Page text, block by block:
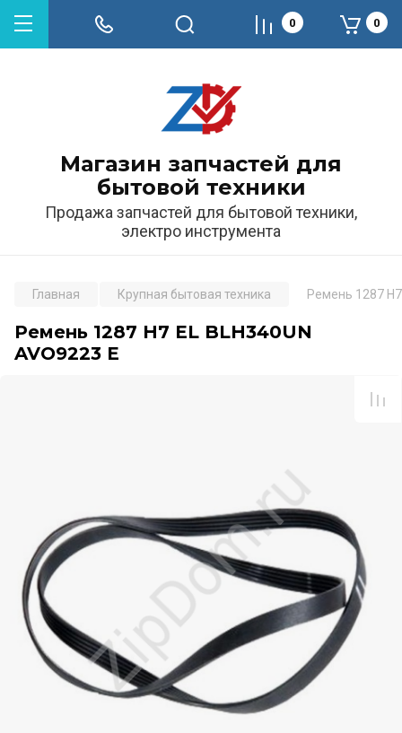
Магазин запчастей для
бытовой техники
Продажа запчастей для бытовой техники,
электро инструмента
0 0
Главная Крупная бытовая техника Ремень 1287
Ремень 1287 H7 EL BLH340UN
AVO9223 E